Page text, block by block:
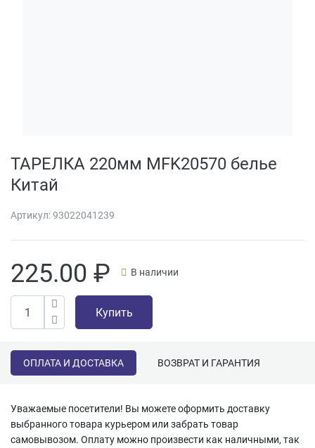
ТАРЕЛКА 220мм MFK20570 белье
Китай
Артикул:93022041239
225.00 ₽ В наличии
Купить
ОПЛАТА И ДОСТАВКА ВОЗВРАТ И ГАРАНТИЯ
Уважаемые посетители! Вы можете оформить доставку
выбранного товара курьером или забрать товар
самовывозом. Оплату можно произвести как наличными, так